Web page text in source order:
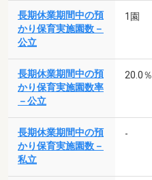
長期休業期間中の預
かり保育実施園数－
公立
1園
長期休業期間中の預
かり保育実施園数率
－公立
20.0％
長期休業期間中の預
かり保育実施園数－
私立
-